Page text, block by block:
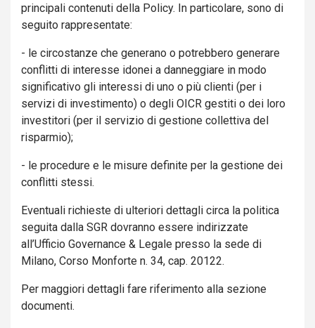
principali contenuti della Policy. In particolare, sono di
seguito rappresentate:
- le circostanze che generano o potrebbero generare
conflitti di interesse idonei a danneggiare in modo
significativo gli interessi di uno o più clienti (per i
servizi di investimento) o degli OICR gestiti o dei loro
investitori (per il servizio di gestione collettiva del
risparmio);
- le procedure e le misure definite per la gestione dei
conflitti stessi.
Eventuali richieste di ulteriori dettagli circa la politica
seguita dalla SGR dovranno essere indirizzate
all’Ufficio Governance & Legale presso la sede di
Milano, Corso Monforte n. 34, cap. 20122.
Per maggiori dettagli fare riferimento alla sezione
documenti.